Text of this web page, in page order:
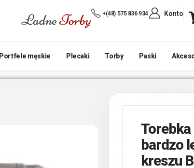
+(48) 575 836 934 Konto
Portfele męskie Plecaki Torby Paski
bardzo
kreszu